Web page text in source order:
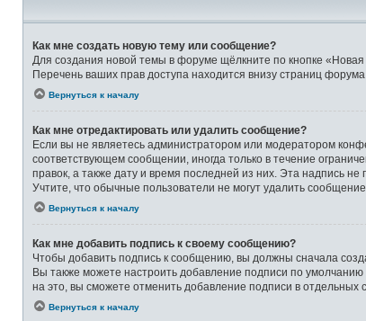
Как мне создать новую тему или сообщение?
Для создания новой темы в форуме щёлкните по кнопке
Перечень ваших прав доступа находится внизу страниц
Вернуться к началу
Как мне отредактировать или удалить сообщение?
Если вы не являетесь администратором или модератором
соответствующем сообщении, иногда только в течение
правок, а также дату и время последней из них. Эта надпись
Учтите, что обычные пользователи не могут удалить
Вернуться к началу
Как мне добавить подпись к своему сообщению?
Чтобы добавить подпись к сообщению, вы должны сначала
Вы также можете настроить добавление подписи по
на это, вы сможете отменить добавление подписи в
Вернуться к началу